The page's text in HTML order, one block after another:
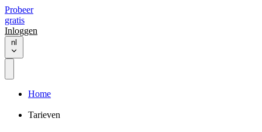
Probeer
gratis
Inloggen
nl
Home
Tarieven